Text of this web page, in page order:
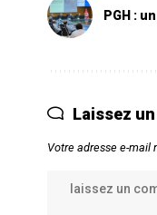
PGH :
Laissez
Votre adresse e-mail